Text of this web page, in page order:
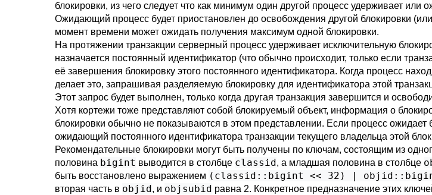
блокировки, из чего следует что как минимум один другой процесс удерживает
Ожидающий процесс будет приостановлен до освобождения другой блокировки
момент времени может ожидать получения максимум одной блокировки.
На протяжении транзакции серверный процесс удерживает исключительную
назначается постоянный идентификатор (что обычно происходит, только если
её завершения блокировку этого постоянного идентификатора. Когда процесс
делает это, запрашивая разделяемую блокировку для идентификатора этой
Этот запрос будет выполнен, только когда другая транзакция завершится и
Хотя кортежи тоже представляют собой блокируемый объект, информация о
блокировки обычно не показываются в этом представлении. Если процесс
ожидающий постоянного идентификатора транзакции текущего владельца этой
Рекомендательные блокировки могут быть получены по ключам, состоящим из
половина bigint выводится в столбце classid, а младшая половина в столбце
быть восстановлено выражением (classid::bigint << 32) |
вторая часть в objid, и objsubid равна 2. Конкретное предназначение этих